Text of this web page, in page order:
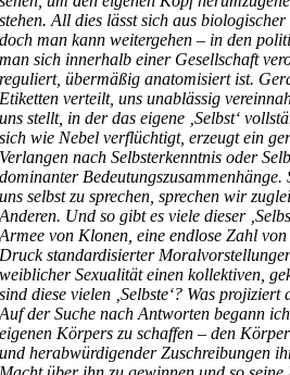
stehen. All dies lässt sich aus biologischer
doch man kann weitergehen – in den
man sich innerhalb einer Gesellschaft
reguliert, übermäßig anatomisiert ist.
Etiketten verteilt, uns unablässig
uns stellt, in der das eigene ‚Selbst‘
sich wie Nebel verflüchtigt, erzeugt ein
Verlangen nach Selbsterkenntnis oder
dominanter
uns selbst zu sprechen, sprechen wir
Anderen. Und so gibt es viele dieser
Armee von Klonen, eine endlose Zahl
Druck standardisierter
weiblicher Sexualität einen kollektiven,
sind diese vielen ‚Selbste‘? Was
Auf der Suche nach Antworten begann
eigenen Körpers zu schaffen – den
und herabwürdigender Zuschreibungen